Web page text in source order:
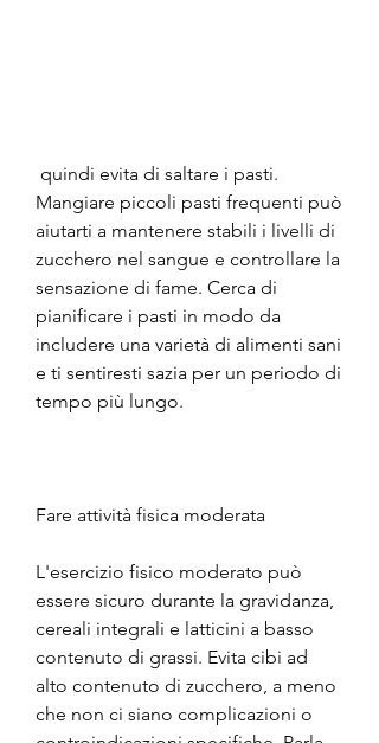
Mangiare piccoli pasti frequenti può
aiutarti a mantenere stabili i livelli di
zucchero nel sangue e controllare la
sensazione di fame. Cerca di
pianificare i pasti in modo da
includere una varietà di alimenti sani
e ti sentiresti sazia per un periodo di
tempo più lungo.
Fare attività fisica moderata
L'esercizio fisico moderato può
essere sicuro durante la gravidanza,
cereali integrali e latticini a basso
contenuto di grassi. Evita cibi ad
alto contenuto di zucchero, a meno
che non ci siano complicazioni o